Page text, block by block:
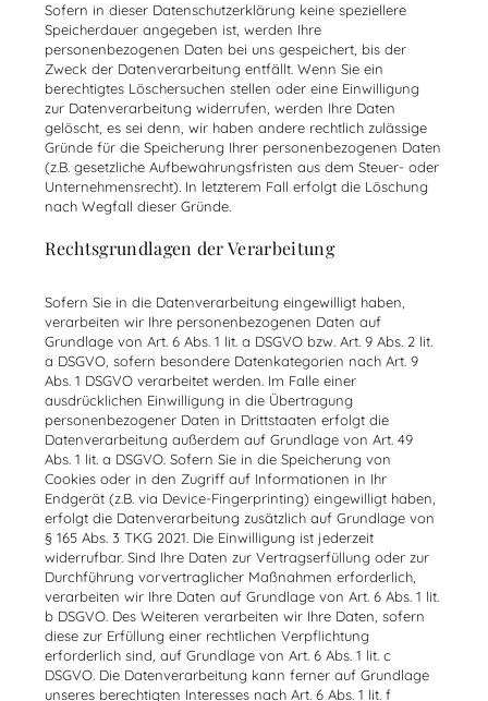
Sofern in dieser Datenschutzerklärung keine speziellere
Speicherdauer angegeben ist, werden Ihre
personenbezogenen Daten bei uns gespeichert, bis der
Zweck der Datenverarbeitung entfällt. Wenn Sie ein
berechtigtes Löschersuchen stellen oder eine Einwilligung
zur Datenverarbeitung widerrufen, werden Ihre Daten
gelöscht, es sei denn, wir haben andere rechtlich zulässige
Gründe für die Speicherung Ihrer personenbezogenen Daten
(z.B. gesetzliche Aufbewahrungsfristen aus dem Steuer- oder
Unternehmensrecht). In letzterem Fall erfolgt die Löschung
nach Wegfall dieser Gründe.
Rechtsgrundlagen der Verarbeitung
Sofern Sie in die Datenverarbeitung eingewilligt haben,
verarbeiten wir Ihre personenbezogenen Daten auf
Grundlage von Art. 6 Abs. 1 lit. a DSGVO bzw. Art. 9 Abs. 2 lit.
a DSGVO, sofern besondere Datenkategorien nach Art. 9
Abs. 1 DSGVO verarbeitet werden. Im Falle einer
ausdrücklichen Einwilligung in die Übertragung
personenbezogener Daten in Drittstaaten erfolgt die
Datenverarbeitung außerdem auf Grundlage von Art. 49
Abs. 1 lit. a DSGVO. Sofern Sie in die Speicherung von
Cookies oder in den Zugriff auf Informationen in Ihr
Endgerät (z.B. via Device-Fingerprinting) eingewilligt haben,
erfolgt die Datenverarbeitung zusätzlich auf Grundlage von
§ 165 Abs. 3 TKG 2021. Die Einwilligung ist jederzeit
widerrufbar. Sind Ihre Daten zur Vertragserfüllung oder zur
Durchführung vorvertraglicher Maßnahmen erforderlich,
verarbeiten wir Ihre Daten auf Grundlage von Art. 6 Abs. 1 lit.
b DSGVO. Des Weiteren verarbeiten wir Ihre Daten, sofern
diese zur Erfüllung einer rechtlichen Verpflichtung
erforderlich sind, auf Grundlage von Art. 6 Abs. 1 lit. c
DSGVO. Die Datenverarbeitung kann ferner auf Grundlage
unseres berechtigten Interesses nach Art. 6 Abs. 1 lit. f